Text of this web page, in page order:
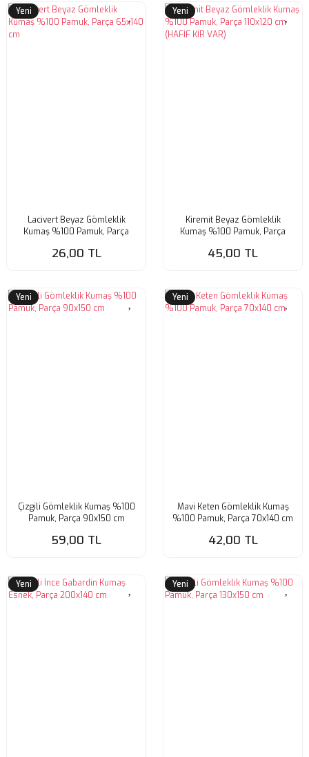
Yeni
Lacivert Beyaz Gömleklik
Kumaş %100 Pamuk, Parça
26,00 TL
Yeni
Kiremit Beyaz Gömleklik
Kumaş %100 Pamuk, Parça
45,00 TL
Yeni
Çizgili Gömleklik Kumaş %100
Pamuk, Parça 90x150 cm
59,00 TL
Yeni
Mavi Keten Gömleklik Kumaş
%100 Pamuk, Parça 70x140 cm
42,00 TL
Yeni Yeni